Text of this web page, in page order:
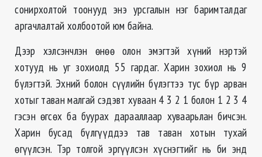
сонирхолтой тоонууд энэ урсгалын нэг баримталдаг
аргачлалтай холбоотой юм байна.
Дээр хэлсэнчлэн өнөө олон эмэгтэй хүний нэртэй
хотууд нь уг зохиолд 55 гардаг. Харин зохиол нь 9
бүлэгтэй. Эхний болон сүүлийн бүлэгтээ тус бүр арван
хотыг таван малгай сэдэвт хуваан 4 3 2 1 болон 1 2 3 4
гэсэн өгсөх ба буурах дарааллаар хуваарьлан бичсэн.
Харин бусад бүлгүүддээ тав таван хотын тухай
өгүүлсэн. Тэр толгой эргүүлсэн хүснэгтийг нь би энд